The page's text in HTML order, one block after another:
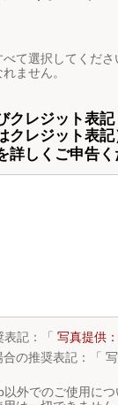
て選択してくださ
ません。
クレジット表
クレジット表
詳しくご申告
表記：「 写真提供
合の推奨表記：「
外でのご使用につ